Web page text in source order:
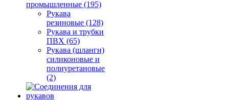
промышленные (195)
Рукава
резиновые (128)
Рукава и трубки
ПВХ (65)
Рукава (шланги)
силиконовые и
полиуретановые
(2)